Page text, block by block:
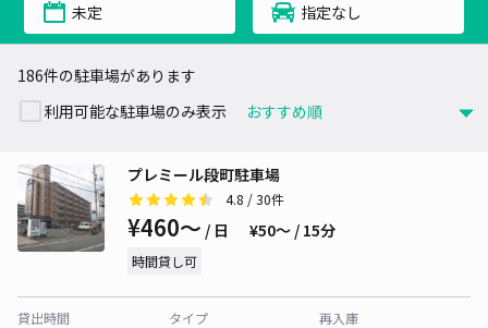
未定 指定なし
186件の駐車場があります
利用可能な駐車場のみ表示
プレミール段町駐車場
4.8 / 30件
¥460〜 / 日 ¥50〜 / 15分
時間貸し可
貸出時間
タイプ
再入庫